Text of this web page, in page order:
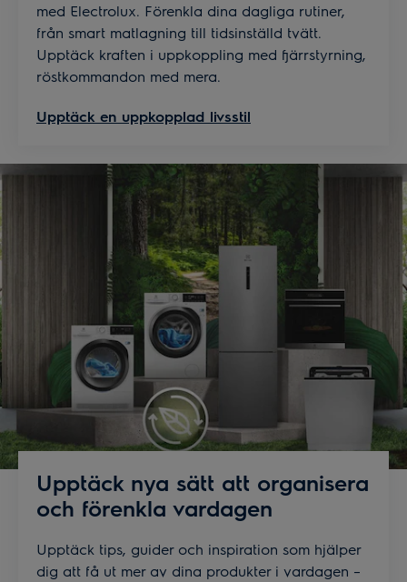
med Electrolux. Förenkla dina dagliga rutiner,
från smart matlagning till tidsinställd tvätt.
Upptäck kraften i uppkoppling med fjärrstyrning,
röstkommandon med mera.
Upptäck en uppkopplad livsstil
Upptäck nya sätt att organisera
och förenkla vardagen
Upptäck tips, guider och inspiration som hjälper
dig att få ut mer av dina produkter i vardagen –